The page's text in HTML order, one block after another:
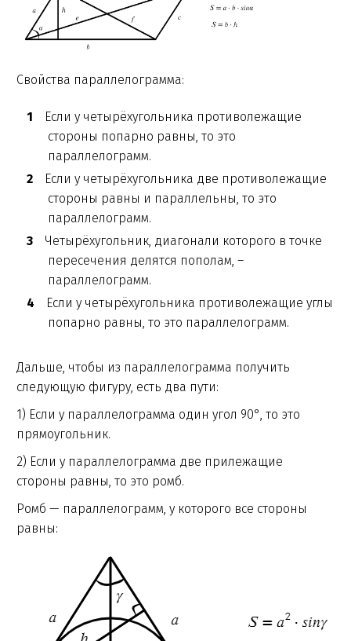
Свойства параллелограмма:
Если у четырёхугольника противолежащие
стороны попарно равны, то это
параллелограмм.
Если у четырёхугольника две противолежащие
стороны равны и параллельны, то это
параллелограмм.
Четырёхугольник, диагонали которого в точке
пересечения делятся пополам, –
параллелограмм.
Если у четырёхугольника противолежащие углы
попарно равны, то это параллелограмм.
Дальше, чтобы из параллелограмма получить
следующую фигуру, есть два пути:
1) Если у параллелограмма один угол 90°, то это
прямоугольник.
2) Если у параллелограмма две прилежащие
стороны равны, то это ромб.
Ромб — параллелограмм, у которого все стороны
равны: